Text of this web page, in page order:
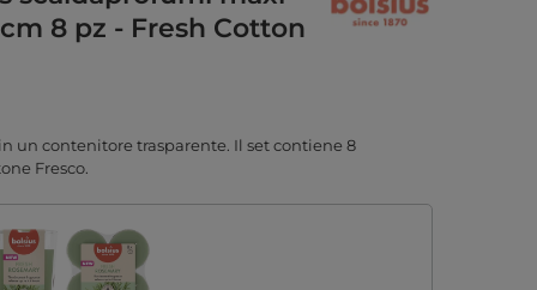
8 pz - Fresh Cotton
un contenitore trasparente. Il set contiene 8
Fresco.